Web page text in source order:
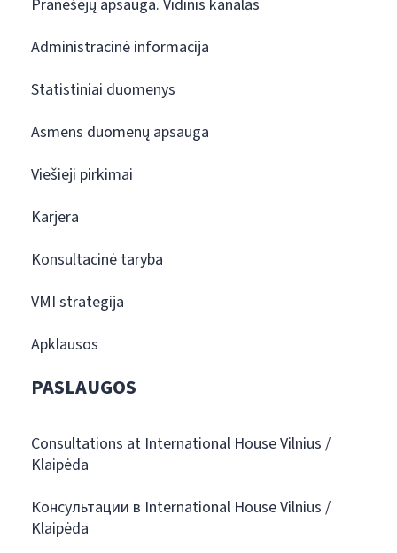
Pranešėjų apsauga. Vidinis kanalas
Administracinė informacija
Statistiniai duomenys
Asmens duomenų apsauga
Viešieji pirkimai
Karjera
Konsultacinė taryba
VMI strategija
Apklausos
PASLAUGOS
Consultations at International House Vilnius /
Klaipėda
Консультации в International House Vilnius /
Klaipėda